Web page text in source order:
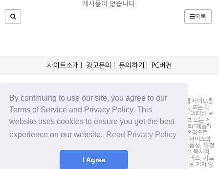
By continuing to use our site, you agree to our
Terms of Service and Privacy Policy. This
website uses cookies to ensure you get the best
experience on our website.
Read Privacy Policy
I Agree
게시물이 없습니다.
목록
사이트소개 광고문의 문의하기 PC버전
OCKorea365.com 오씨코리아365는 본 웹 사이트에 명시되어 있거나, 본 웹 사이트를
통해 배포되거나, 본 웹 사이트에 포함되어 있는 서비스로부터 링크, 다운로드, 또는 액
세스되는 정보, 내용 또는 광고(총칭하여 "자료")의 정확성이나 신뢰성에 대해 어떠한 보
증도 하지 않을 뿐만 아니라 서비스상의, 또는 서비스와 관련된 광고, 기타 정보 또는 제
안의 결과로서 디스플레이, 구매 또는 취득하게 되는 제품, 정보 또는 기타 자료("제품")
의 품질에 대해서도 보증을 하지 않습니다. 귀하는, 자료에 대한 신뢰 여부가 전적으로
본 웹사이트를 방문하신 귀하의 책임임을 인정합니다. OCKorea365.com은 서비스와
자료를 "있는 그대로" 제공하며, 서비스 또는 기타 자료 및 제품과 관련하여 상품성, 특정
목적에의 적합성에 대한 보증을 포함하되 이에 제한되지 않고 모든 명시적 또는 묵시적
인 보증을 명시적으로 부인합니다. 어떠한 경우에도 OCKorea365.com은 서비스, 자료
및 제품과 관련하여 직접, 간접, 부수적, 징벌적, 파생적인 손해에 대해서 책임을 지지 않